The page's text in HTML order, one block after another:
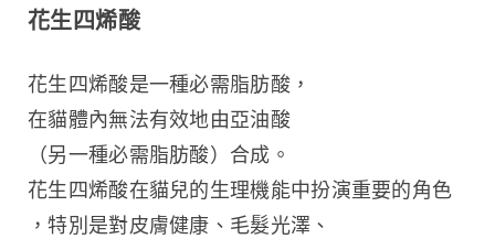
花生四烯酸
花生四烯酸是一種必需脂肪酸，
在貓體內無法有效地由亞油酸
（另一種必需脂肪酸）合成。
花生四烯酸在貓兒的生理機能中扮演重要的角色
，特別是對皮膚健康、毛髮光澤、